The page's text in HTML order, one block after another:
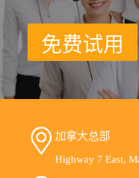
免费试用
加拿大总部
Highway 7 East,